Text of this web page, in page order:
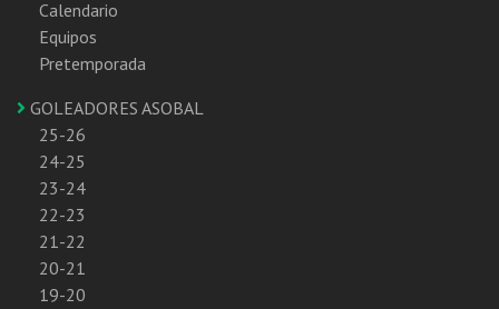
Calendario
Equipos
Pretemporada
GOLEADORES ASOBAL
25-26
24-25
23-24
22-23
21-22
20-21
19-20